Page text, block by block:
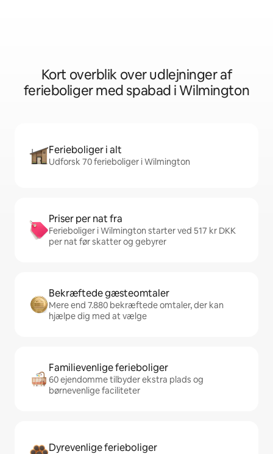
Kort overblik over udlejninger af
ferieboliger med spabad i Wilmington
Ferieboliger i alt
Udforsk 70 ferieboliger i Wilmington
Priser per nat fra
Ferieboliger i Wilmington starter ved 517 kr DKK
per nat før skatter og gebyrer
Bekræftede gæsteomtaler
Mere end 7.880 bekræftede omtaler, der kan
hjælpe dig med at vælge
Familievenlige ferieboliger
60 ejendomme tilbyder ekstra plads og
børnevenlige faciliteter
Dyrevenlige ferieboliger